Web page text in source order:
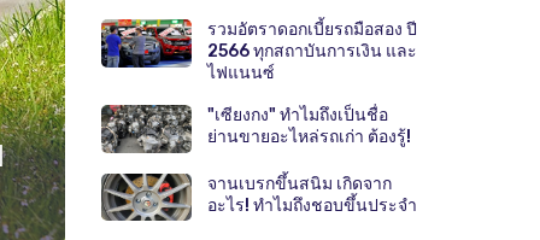
รวมอัตราดอกเบี้ยรถมือสอง ปี
2566 ทุกสถาบันการเงิน และ
ไฟแนนซ์
"เซียงกง" ทำไมถึงเป็นชื่อ
ย่านขายอะไหล่รถเก่า ต้องรู้!
จานเบรกขึ้นสนิม เกิดจาก
อะไร! ทำไมถึงชอบขึ้นประจำ